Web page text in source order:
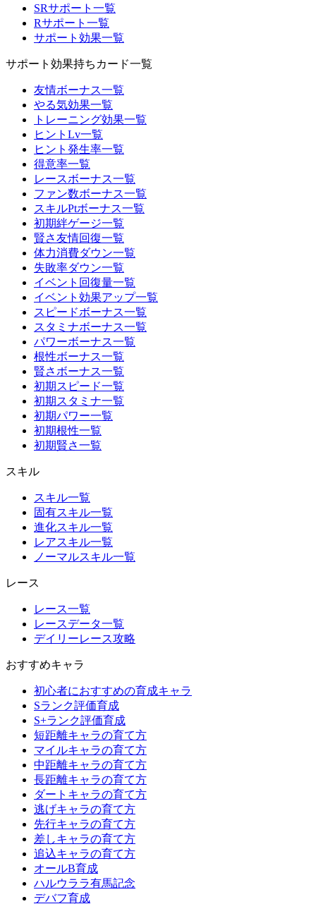
SRサポート一覧
Rサポート一覧
サポート効果一覧
サポート効果持ちカード一覧
友情ボーナス一覧
やる気効果一覧
トレーニング効果一覧
ヒントLv一覧
ヒント発生率一覧
得意率一覧
レースボーナス一覧
ファン数ボーナス一覧
スキルPtボーナス一覧
初期絆ゲージ一覧
賢さ友情回復一覧
体力消費ダウン一覧
失敗率ダウン一覧
イベント回復量一覧
イベント効果アップ一覧
スピードボーナス一覧
スタミナボーナス一覧
パワーボーナス一覧
根性ボーナス一覧
賢さボーナス一覧
初期スピード一覧
初期スタミナ一覧
初期パワー一覧
初期根性一覧
初期賢さ一覧
スキル
スキル一覧
固有スキル一覧
進化スキル一覧
レアスキル一覧
ノーマルスキル一覧
レース
レース一覧
レースデータ一覧
デイリーレース攻略
おすすめキャラ
初心者におすすめの育成キャラ
Sランク評価育成
S+ランク評価育成
短距離キャラの育て方
マイルキャラの育て方
中距離キャラの育て方
長距離キャラの育て方
ダートキャラの育て方
逃げキャラの育て方
先行キャラの育て方
差しキャラの育て方
追込キャラの育て方
オールB育成
ハルウララ有馬記念
デバフ育成